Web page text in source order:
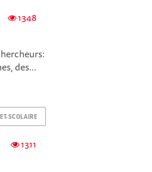
1348
des...
SCOLAIRE
1311